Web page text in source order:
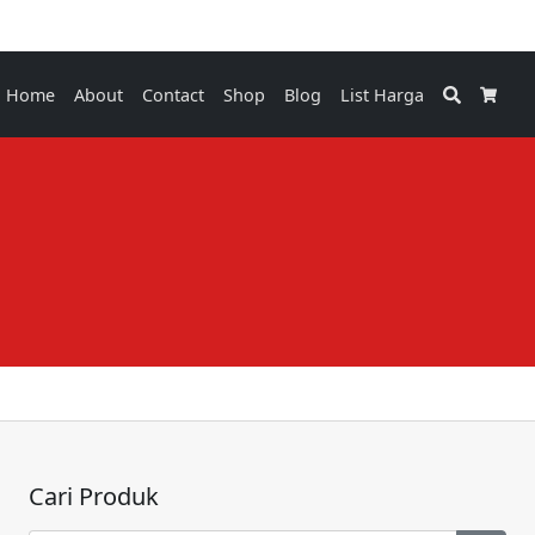
Home About Contact Shop Blog List Harga
Search
Cari Produk